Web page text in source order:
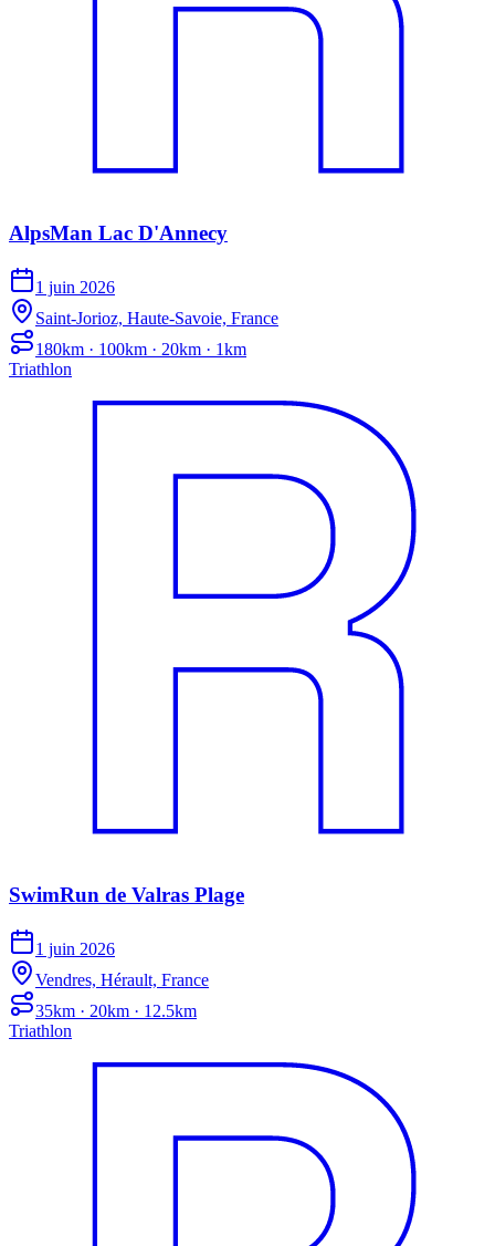
AlpsMan Lac D'Annecy
1 juin 2026
Saint-Jorioz, Haute-Savoie, France
180km · 100km · 20km · 1km
Triathlon
SwimRun de Valras Plage
1 juin 2026
Vendres, Hérault, France
35km · 20km · 12.5km
Triathlon